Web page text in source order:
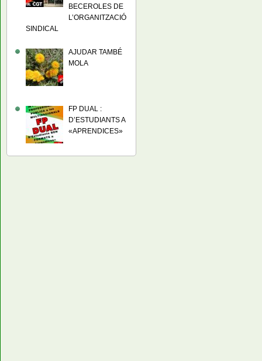
BECEROLES DE
L’ORGANITZACIÓ
SINDICAL
AJUDAR TAMBÉ
MOLA
FP DUAL :
D’ESTUDIANTS A
«APRENDICES»